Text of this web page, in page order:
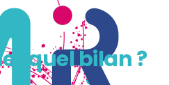
: quel bilan ?